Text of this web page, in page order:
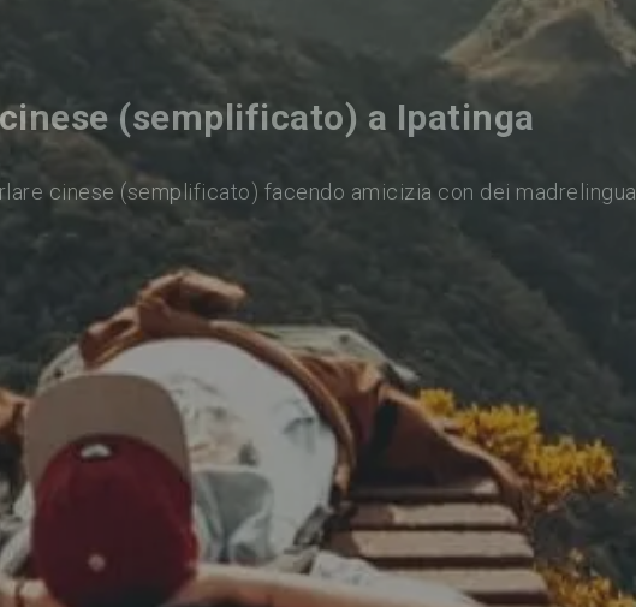
(semplificato) a Ipatinga
cinese (semplificato) facendo amicizia con dei madrelingua